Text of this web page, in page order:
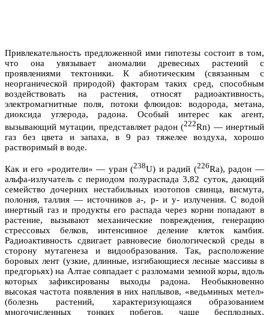
Привлекательность предложенной ими гипотезы состоит в том,
что она увязывает аномалии древесных растений с
проявлениями тектоники. К абиотическим (связанным с
неорганической природой) факторам таких сред, способным
воздействовать на растения, относят радиоактивность,
электромагнитные поля, потоки флюидов: водорода, метана,
диоксида углерода, радона. Особый интерес как агент,
вызывающий мутации, представляет радон (222Rn) — инертный
газ без цвета и запаха, в 9 раз тяжелее воздуха, хорошо
растворимый в воде.
Как и его «родители» — уран (238U) и радий (226Ra), радон —
альфа-излучатель с периодом полураспада 3,82 суток, дающий
семейство дочерних нестабильных изотопов свинца, висмута,
полония, таллия — источников а-, р- и у- излучения. С водой
инертный газ и продукты его распада через корни попадают в
растение, вызывают механические повреждения, генерацию
стрессовых белков, интенсивное деление клеток камбия.
Радиоактивность сдвигает равновесие биологической среды в
сторону мутагенеза и видообразования. Так, расположение
боровых лент (узкие, длинные, изгибающиеся лесные массивы в
предгорьях) на Алтае совпадает с разломами земной коры, вдоль
которых зафиксированы выходы радона. Необыкновенно
высокая частота появления в них наплывов, «ведьминых метел»
(болезнь растений, характеризующаяся образованием
многочисленных тонких побегов, чаще бесплодных,